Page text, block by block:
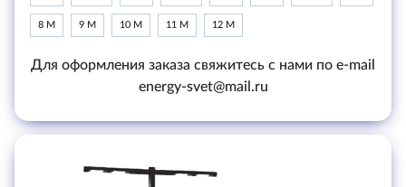
8 М 9 М 10 М 11 М 12 М
Для оформления заказа свяжитесь с нами по e-mail
energy-svet@mail.ru